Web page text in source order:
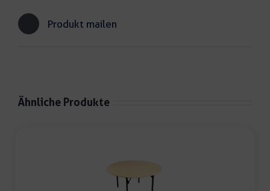
Produkt mailen
Ähnliche Produkte